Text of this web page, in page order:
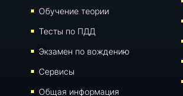
Обучение теории
Тесты по ПДД
Экзамен по вождению
Сервисы
Общая информация